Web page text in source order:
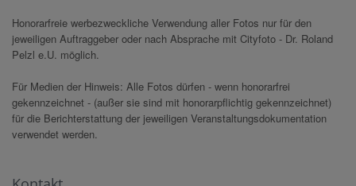
Honorarfreie werbezweckliche Verwendung aller Fotos nur für den
jeweiligen Auftraggeber oder nach Absprache mit Cityfoto - Dr. Roland
Pelzl e.U. möglich.
Für Medien der Hinweis: Alle Fotos dürfen - wenn honorarfrei
gekennzeichnet - (außer sie sind mit honorarpflichtig gekennzeichnet)
für die Berichterstattung der jeweiligen Veranstaltungsdokumentation
verwendet werden.